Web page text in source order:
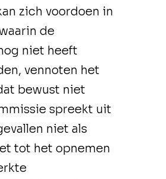
zich voordoen in
de
niet heeft
vennoten het
bewust niet
spreekt uit
niet als
tot het opnemen